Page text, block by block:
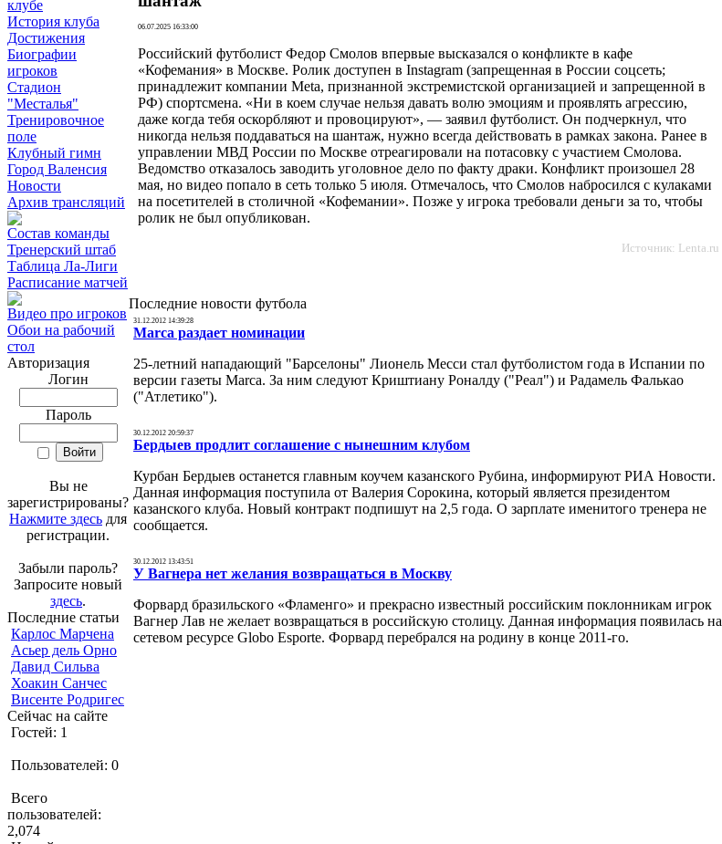
клубе
История клуба
Достижения
Биографии
игроков
Стадион
"Месталья"
Тренировочное
поле
Клубный гимн
Город Валенсия
Новости
Архив трансляций
Состав команды
Тренерский штаб
Таблица Ла-Лиги
Расписание матчей
Видео про игроков
Обои на рабочий
стол
Авторизация
Логин
Пароль
Вы не
зарегистрированы?
Нажмите здесь для
регистрации.
Забыли пароль?
Запросите новый
здесь.
Последние статьи
Карлос Марчена
Асьер дель Орно
Давид Сильва
Хоакин Санчес
Висенте Родригес
Сейчас на сайте
Гостей: 1
Пользователей: 0
Всего
пользователей:
2,074
06.07.2025 16:33:00
Российский футболист Федор Смолов впервые высказался о конфликте в кафе
«Кофемания» в Москве. Ролик доступен в Instagram (запрещенная в России соцсеть;
принадлежит компании Meta, признанной экстремистской организацией и запрещенной в
РФ) спортсмена. «Ни в коем случае нельзя давать волю эмоциям и проявлять агрессию,
даже когда тебя оскорбляют и провоцируют», — заявил футболист. Он подчеркнул, что
никогда нельзя поддаваться на шантаж, нужно всегда действовать в рамках закона. Ранее в
управлении МВД России по Москве отреагировали на потасовку с участием Смолова.
Ведомство отказалось заводить уголовное дело по факту драки. Конфликт произошел 28
мая, но видео попало в сеть только 5 июля. Отмечалось, что Смолов набросился с кулаками
на посетителей в столичной «Кофемании». Позже у игрока требовали деньги за то, чтобы
ролик не был опубликован.
Источник: Lenta.ru
Последние новости футбола
31.12.2012 14:39:28
Marca раздает номинации
25-летний нападающий "Барселоны" Лионель Месси стал футболистом года в Испании по
версии газеты Marca. За ним следуют Криштиану Роналду ("Реал") и Радамель Фалькао
("Атлетико").
30.12.2012 20:59:37
Бердыев продлит соглашение с нынешним клубом
Курбан Бердыев останется главным коучем казанского Рубина, информируют РИА Новости.
Данная информация поступила от Валерия Сорокина, который является президентом
казанского клуба. Новый контракт подпишут на 2,5 года. О зарплате именитого тренера не
сообщается.
30.12.2012 13:43:51
У Вагнера нет желания возвращаться в Москву
Форвард бразильского «Фламенго» и прекрасно известный российским поклонникам игрок
Вагнер Лав не желает возвращаться в российскую столицу. Данная информация появилась на
сетевом ресурсе Globo Esporte. Форвард перебрался на родину в конце 2011-го.